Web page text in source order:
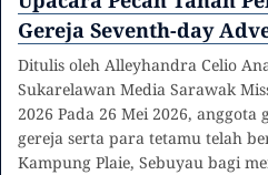
Gereja Seventh-day
Ditulis oleh Alleyhandra Celio
Sukarelawan Media Sarawak
2026 Pada 26 Mei 2026, anggota
gereja serta para tetamu telah
Kampung Plaie, Sebuyau bagi